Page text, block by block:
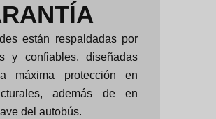
están respaldadas por
y confiables, diseñadas
máxima protección en
además de en
del autobús.